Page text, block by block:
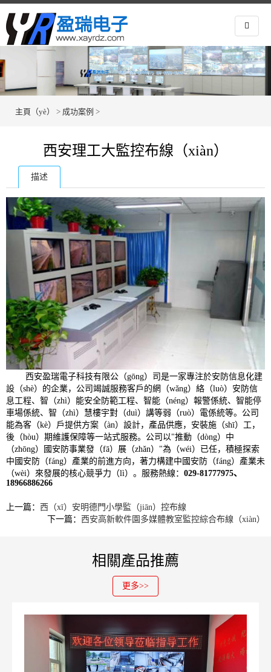
主頁（yè） > 成功案例 >
西安理工大監控布線（xiàn）
描述
西安盈瑞電子科技有限公（gōng）司是一家專注於安防信息化建
設（shè）的企業，公司竭誠服務客戶的網（wǎng）絡（luò）安防信
息工程、智（zhì）能安全防範工程、智能（néng）報警係統、智能停
車場係統、智（zhì）慧樓宇對（duì）講等弱（ruò）電係統等。公司
能為客（kè）戶提供方案（àn）設計，產品供應，安裝施（shī）工，
後（hòu）期維護保障等一站式服務。公司以"推動（dòng）中
（zhōng）國安防事業發（fā）展（zhǎn）"為（wéi）已任，積極探索
中國安防（fáng）產業的前進方向，著力構建中國安防（fáng）產業未
（wèi）來發展的核心競爭力（lì）。服務熱線： 029-81777975、
18966886266
上一篇： 西（xī）安明德門小學監（jiān）控布線
下一篇： 西安高新軟件園多媒體教室監控綜合布線（xiàn）
相關產品推薦
更多>>